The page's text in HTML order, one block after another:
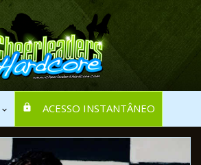
ACESSO INSTANTÂNEO